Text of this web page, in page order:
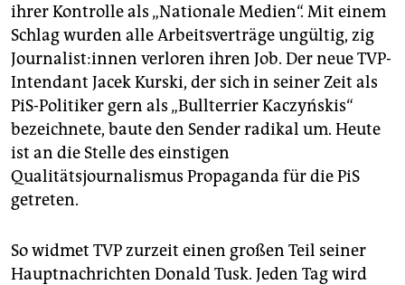
ihrer Kontrolle als „Nationale Medien“. Mit einem
Schlag wurden alle Arbeitsverträge ungültig, zig
Jour­na­lis­t:in­nen verloren ihren Job. Der neue TVP-
Intendant Jacek Kurski, der sich in seiner Zeit als
PiS-Politiker gern als „Bullterrier Kaczyńskis“
bezeichnete, baute den Sender radikal um. Heute
ist an die Stelle des einstigen
Qualitätsjournalismus Propaganda für die PiS
getreten.
So widmet TVP zurzeit einen großen Teil seiner
Hauptnachrichten Donald Tusk. Jeden Tag wird